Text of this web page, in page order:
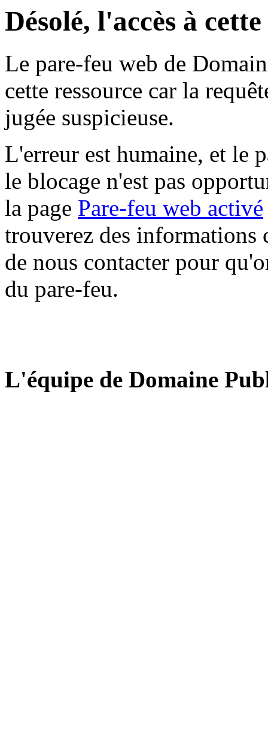
Désolé, l'accès à
Le pare-feu web de
cette ressource car la
jugée suspicieuse.
L'erreur est humaine, et le
le blocage n'est pas
la page Pare-feu web activé
trouverez des informations
de nous contacter pour
du pare-feu.
L'équipe de Domaine